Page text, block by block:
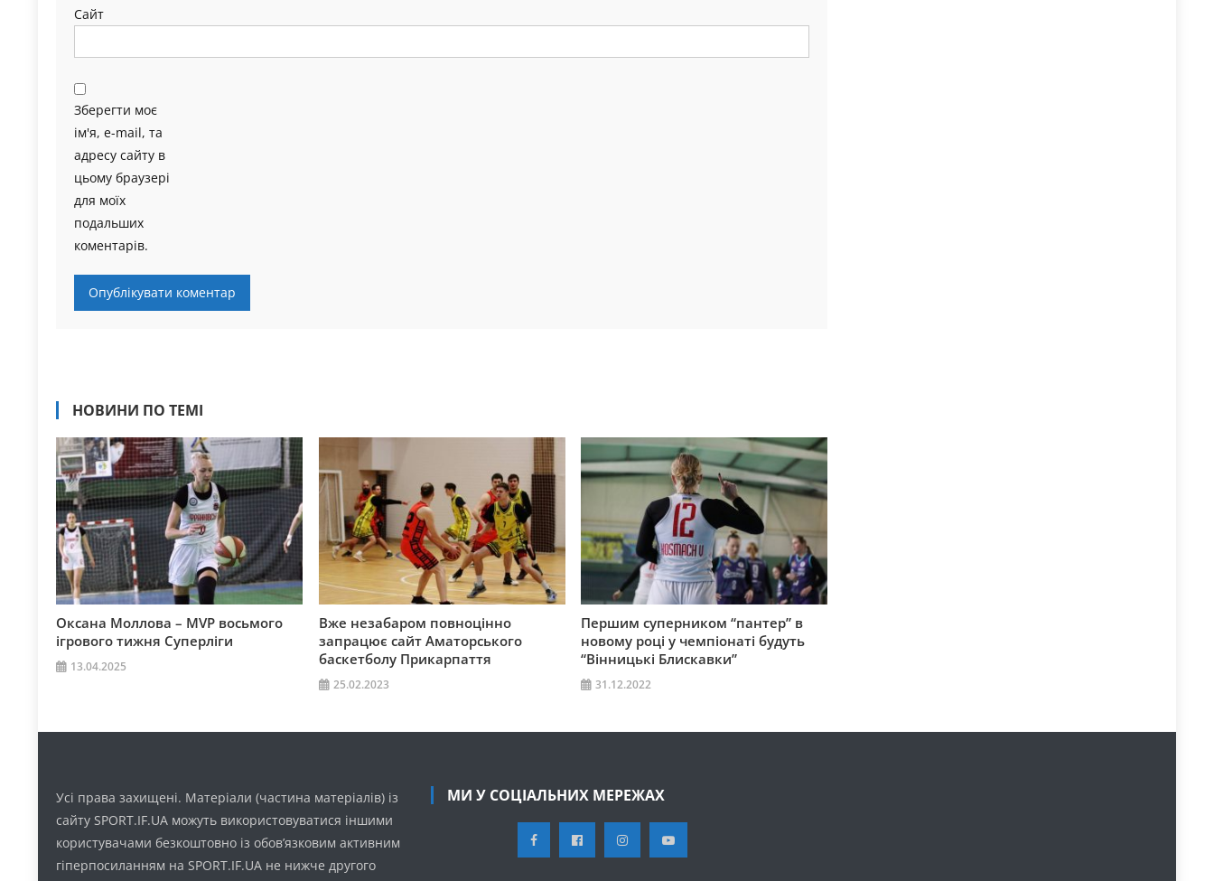
Сайт
Зберегти моє
ім'я, e-mail, та
адресу сайту в
цьому браузері
для моїх
подальших
коментарів.
НОВИНИ ПО ТЕМІ
Оксана Моллова – MVP восьмого
ігрового тижня Суперліги
13.04.2025
Вже незабаром повноцінно
запрацює сайт Аматорського
баскетболу Прикарпаття
25.02.2023
Першим суперником “пантер” в
новому році у чемпіонаті будуть
“Вінницькі Блискавки”
31.12.2022
Усі права захищені. Матеріали (частина матеріалів) із
сайту SPORT.IF.UA можуть використовуватися іншими
користувачами безкоштовно із обов’язковим активним
гіперпосиланням на SPORT.IF.UA не нижче другого
МИ У СОЦІАЛЬНИХ МЕРЕЖАХ